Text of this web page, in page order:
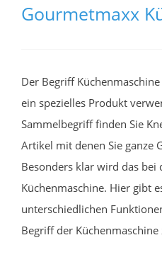
Gourmetmaxx
Der Begriff
ein spezielles Produkt
Sammelbegriff finden Sie
Artikel mit denen Sie ganze
Besonders klar wird das bei
Küchenmaschine. Hier gibt
unterschiedlichen
Begriff der